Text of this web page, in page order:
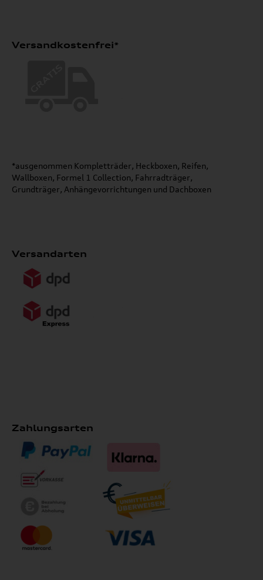
Versandkostenfrei*
*ausgenommen Kompletträder, Heckboxen, Reifen,
Wallboxen, Formel 1 Collection, Fahrradträger,
Grundträger, Anhängevorrichtungen und Dachboxen
Versandarten
Zahlungsarten